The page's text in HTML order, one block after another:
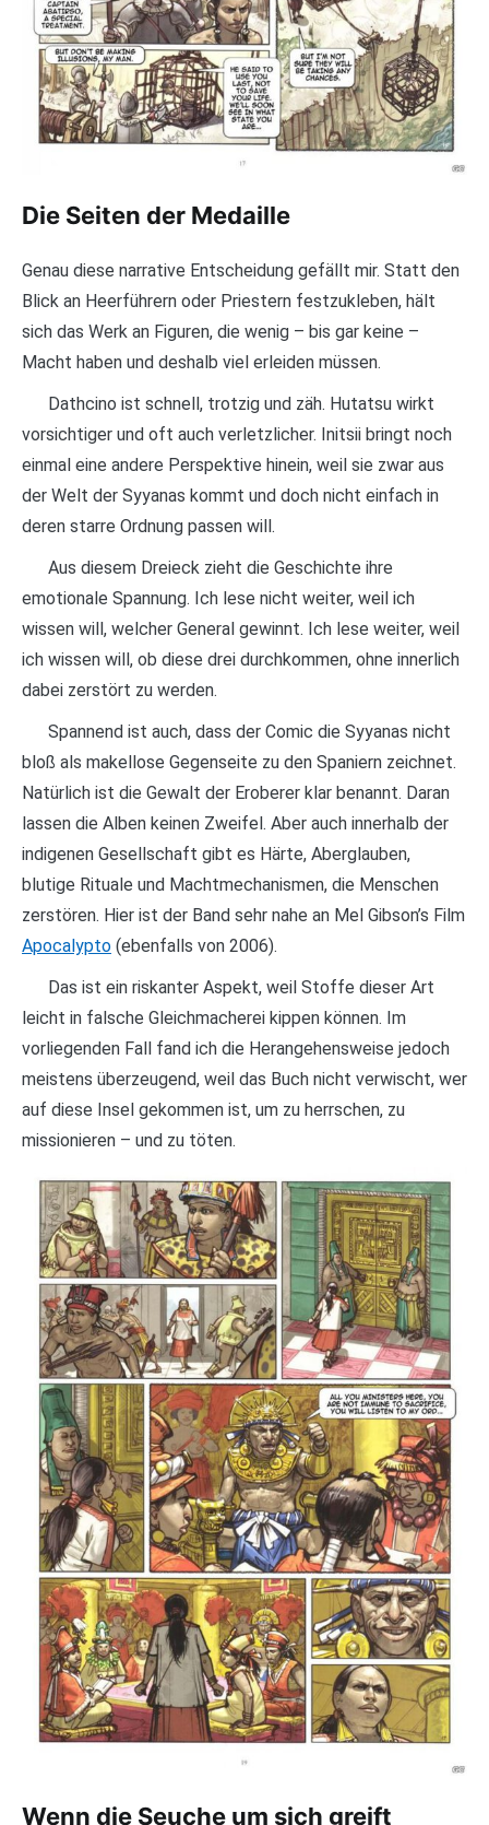
Die Seiten der Medaille
Genau diese narrative Entscheidung gefällt mir. Statt den
Blick an Heerführern oder Priestern festzukleben, hält
sich das Werk an Figuren, die wenig – bis gar keine –
Macht haben und deshalb viel erleiden müssen.
Dathcino ist schnell, trotzig und zäh. Hutatsu wirkt
vorsichtiger und oft auch verletzlicher. Initsii bringt noch
einmal eine andere Perspektive hinein, weil sie zwar aus
der Welt der Syyanas kommt und doch nicht einfach in
deren starre Ordnung passen will.
Aus diesem Dreieck zieht die Geschichte ihre
emotionale Spannung. Ich lese nicht weiter, weil ich
wissen will, welcher General gewinnt. Ich lese weiter, weil
ich wissen will, ob diese drei durchkommen, ohne innerlich
dabei zerstört zu werden.
Spannend ist auch, dass der Comic die Syyanas nicht
bloß als makellose Gegenseite zu den Spaniern zeichnet.
Natürlich ist die Gewalt der Eroberer klar benannt. Daran
lassen die Alben keinen Zweifel. Aber auch innerhalb der
indigenen Gesellschaft gibt es Härte, Aberglauben,
blutige Rituale und Machtmechanismen, die Menschen
zerstören. Hier ist der Band sehr nahe an Mel Gibson’s Film
Apocalypto (ebenfalls von 2006).
Das ist ein riskanter Aspekt, weil Stoffe dieser Art
leicht in falsche Gleichmacherei kippen können. Im
vorliegenden Fall fand ich die Herangehensweise jedoch
meistens überzeugend, weil das Buch nicht verwischt, wer
auf diese Insel gekommen ist, um zu herrschen, zu
missionieren – und zu töten.
Wenn die Seuche um sich greift